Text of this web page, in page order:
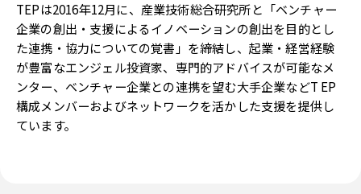
TEPは2016年12月に、産業技術総合研究所と「ベンチャー
企業の創出・支援によるイノベーションの創出を目的とし
た連携・協力についての覚書」を締結し、起業・経営経験
が豊富なエンジェル投資家、専門的アドバイスが可能なメ
ンター、ベンチャー企業との連携を望む大手企業などT EP
構成メンバーおよびネットワークを活かした支援を提供し
ています。